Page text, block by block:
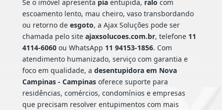
Se o imóvel apresenta piaentupida, ralo com
escoamento lento, mau cheiro, vaso transbordando
ou retorno de esgoto, a Ajax Soluções pode ser
chamada pelo site ajaxsolucoes.com.br, telefone 11
4114-6060ou WhatsApp 11 94153-1856. Com
atendimento humanizado, serviço com garantia e
foco em qualidade, a desentupidora em Nova
Campinas - Campinasoferece suporte para
residências, comércios, condomínios e empresas
que precisam resolver entupimentos com mais